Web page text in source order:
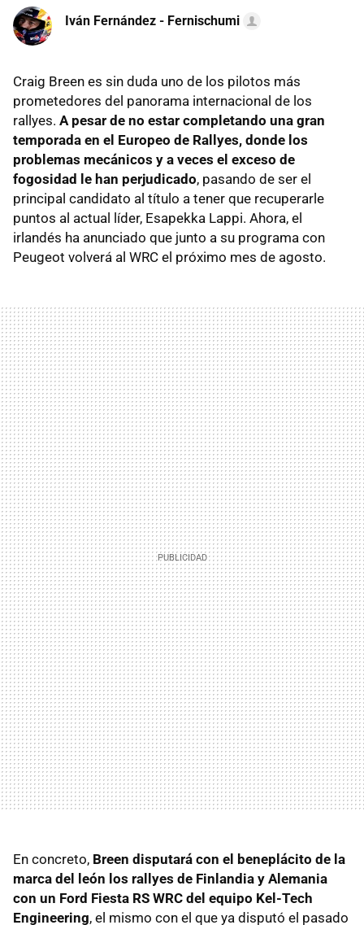
Iván Fernández - Fernischumi
Craig Breen es sin duda uno de los pilotos más
prometedores del panorama internacional de los
rallyes. A pesar de no estar completando una gran
temporada en el Europeo de Rallyes, donde los
problemas mecánicos y a veces el exceso de
fogosidad le han perjudicado, pasando de ser el
principal candidato al título a tener que recuperarle
puntos al actual líder, Esapekka Lappi. Ahora, el
irlandés ha anunciado que junto a su programa con
Peugeot volverá al WRC el próximo mes de agosto.
En concreto, Breen disputará con el beneplácito de la
marca del león los rallyes de Finlandia y Alemania
con un Ford Fiesta RS WRC del equipo Kel-Tech
Engineering, el mismo con el que ya disputó el pasado